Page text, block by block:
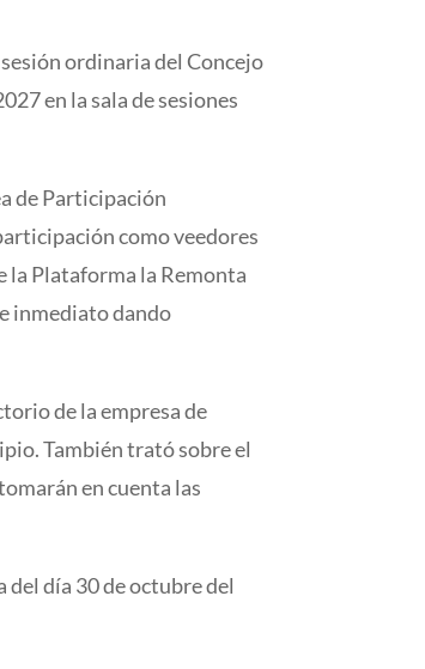
ordinaria del Concejo
en la sala de sesiones
de Participación
como veedores
la Plataforma la Remonta
inmediato dando
de la empresa de
También trató sobre el
en cuenta las
del día 30 de octubre del